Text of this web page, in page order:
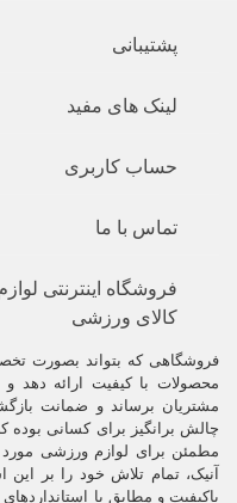
پشتیبانی
لینک های مفید
حساب کاربری
تماس با ما
فروشگاه اینترنتی
کالای ورزشی
فروشگاهی که بتواند بصورت
محصولات با کیفیت ارائه
مشتریان برساند و ضمانت
چالش برانگیز برای کسانی بوده
مطمئن برای لوازم ورزشی مورد
آنیک، تمام تلاش خود را بر
باکیفیت و مطابق با